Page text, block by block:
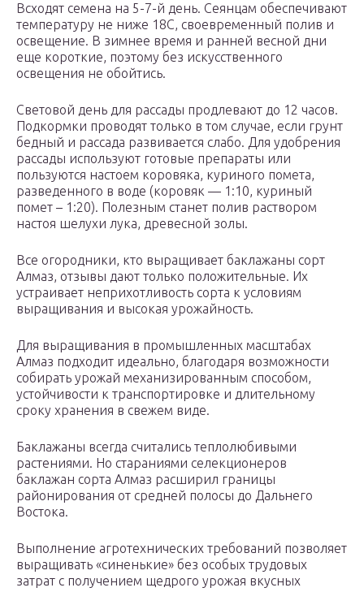
Всходят семена на 5-7-й день. Сеянцам обеспечивают
температуру не ниже 18С, своевременный полив и
освещение. В зимнее время и ранней весной дни
еще короткие, поэтому без искусственного
освещения не обойтись.
Световой день для рассады продлевают до 12 часов.
Подкормки проводят только в том случае, если грунт
бедный и рассада развивается слабо. Для удобрения
рассады используют готовые препараты или
пользуются настоем коровяка, куриного помета,
разведенного в воде (коровяк — 1:10, куриный
помет – 1:20). Полезным станет полив раствором
настоя шелухи лука, древесной золы.
Все огородники, кто выращивает баклажаны сорт
Алмаз, отзывы дают только положительные. Их
устраивает неприхотливость сорта к условиям
выращивания и высокая урожайность.
Для выращивания в промышленных масштабах
Алмаз подходит идеально, благодаря возможности
собирать урожай механизированным способом,
устойчивости к транспортировке и длительному
сроку хранения в свежем виде.
Баклажаны всегда считались теплолюбивыми
растениями. Но стараниями селекционеров
баклажан сорта Алмаз расширил границы
районирования от средней полосы до Дальнего
Востока.
Выполнение агротехнических требований позволяет
выращивать «синенькие» без особых трудовых
затрат с получением щедрого урожая вкусных